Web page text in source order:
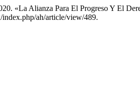
«La Alianza Para El Progreso Y El
index.php/ah/article/view/489.